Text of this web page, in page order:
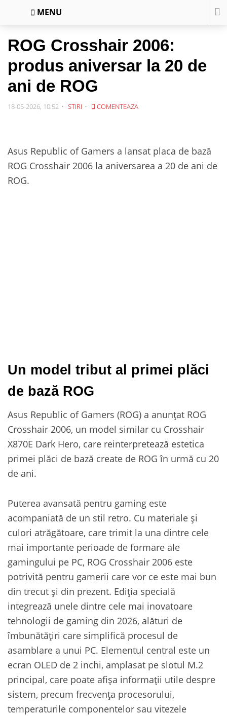
MENU
ROG Crosshair 2006:
produs aniversar la 20 de
ani de ROG
18-05-2026, 10:52 STIRI COMENTEAZA
Asus Republic of Gamers a lansat placa de bază
ROG Crosshair 2006 la aniversarea a 20 de ani de
ROG.
Un model tribut al primei plăci
de bază ROG
Asus Republic of Gamers (ROG) a anunțat ROG
Crosshair 2006, un model similar cu Crosshair
X870E Dark Hero, care reinterpretează estetica
primei plăci de bază create de ROG în urmă cu 20
de ani.
Puterea avansată pentru gaming este
acompaniată de un stil retro. Cu materiale și
culori atrăgătoare, care trimit la una dintre cele
mai importante perioade de formare ale
gamingului pe PC, ROG Crosshair 2006 este
potrivită pentru gamerii care vor ce este mai bun
din trecut și din prezent. Ediția specială
integrează unele dintre cele mai inovatoare
tehnologii de gaming din 2026, alături de
îmbunătățiri care simplifică procesul de
asamblare a unui PC. Elementul central este un
ecran OLED de 2 inchi, amplasat pe slotul M.2
principal, care poate afișa informații utile despre
sistem, precum frecvența procesorului,
temperaturile componentelor sau vitezele